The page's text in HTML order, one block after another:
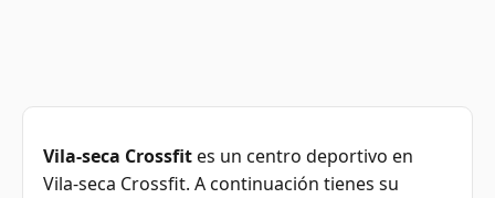
Vila-seca Crossfites un centro deportivo en
Vila-seca Crossfit. A continuación tienes su